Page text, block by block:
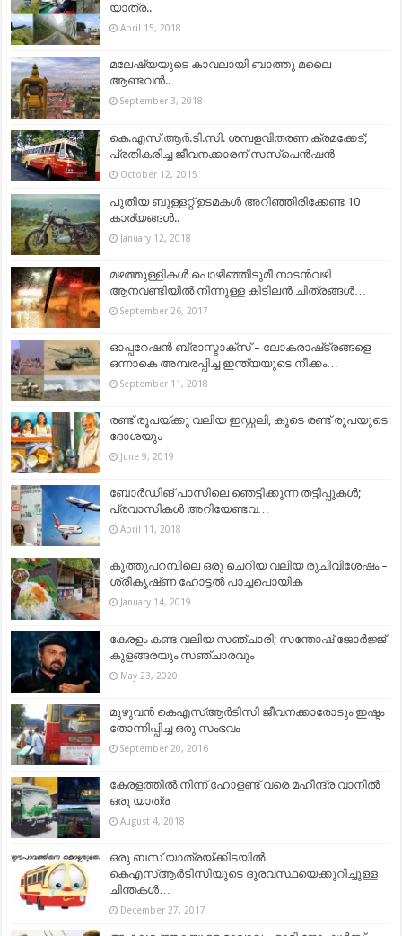
യാത്ര..
April 15, 2018
മലേഷ്യയുടെ കാവലായി ബാത്തു മലൈ
ആണ്ടവൻ..
September 3, 2018
കെ.എസ്.ആര്‍.ടി.സി. ശമ്പളവിതരണ ക്രമക്കേട്;
പ്രതികരിച്ച ജീവനക്കാരന് സസ്‌പെന്‍ഷന്‍
October 12, 2015
പുതിയ ബുള്ളറ്റ് ഉടമകള്‍ അറിഞ്ഞിരിക്കേണ്ട 10
കാര്യങ്ങള്‍..
January 12, 2018
മഴത്തുള്ളികൾ പൊഴിഞ്ഞീടുമീ നാടൻവഴി…
ആനവണ്ടിയില്‍ നിന്നുള്ള കിടിലന്‍ ചിത്രങ്ങള്‍…
September 26, 2017
ഓപ്പറേഷന്‍ ബ്രാസ്ടാക്സ് – ലോകരാഷ്‌ട്രങ്ങളെ
ഒന്നാകെ അമ്പരപ്പിച്ച ഇന്ത്യയുടെ നീക്കം…
September 11, 2018
രണ്ട് രൂപയ്ക്കു വലിയ ഇഡ്ഡലി, കൂടെ രണ്ട് രൂപയുടെ
ദോശയും
June 9, 2019
ബോര്‍ഡിങ് പാസിലെ ഞെട്ടിക്കുന്ന തട്ടിപ്പുകള്‍;
പ്രവാസികള്‍ അറിയേണ്ടവ…
April 11, 2018
കൂത്തുപറമ്പിലെ ഒരു ചെറിയ വലിയ രുചിവിശേഷം –
ശ്രീകൃഷ്‌ണ ഹോട്ടൽ പാച്ചപൊയിക
January 14, 2019
കേരളം കണ്ട വലിയ സഞ്ചാരി; സന്തോഷ് ജോർജ്ജ്
കുളങ്ങരയും സഞ്ചാരവും
May 23, 2020
മുഴുവൻ കെഎസ്ആര്‍ടിസി ജീവനക്കാരോടും ഇഷ്ടം
തോന്നിപ്പിച്ച ഒരു സംഭവം
September 20, 2016
കേരളത്തില്‍ നിന്ന് ഹോളണ്ട് വരെ മഹീന്ദ്ര വാനില്‍
ഒരു യാത്ര
August 4, 2018
ഒരു ബസ് യാത്രയ്ക്കിടയില്‍
കെഎസ്ആര്‍ടിസിയുടെ ദുരവസ്ഥയെക്കുറിച്ചുള്ള
ചിന്തകള്‍…
December 27, 2017